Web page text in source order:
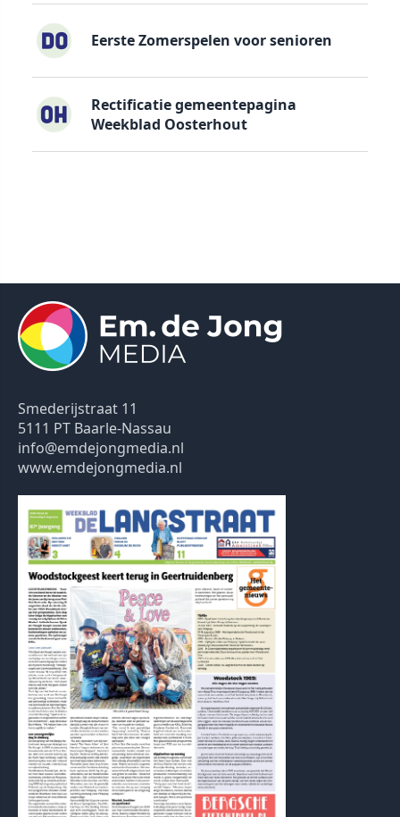
Eerste Zomerspelen voor senioren
Rectificatie gemeentepagina
Weekblad Oosterhout
Smederijstraat 11
5111 PT Baarle-Nassau
info@emdejongmedia.nl
www.emdejongmedia.nl